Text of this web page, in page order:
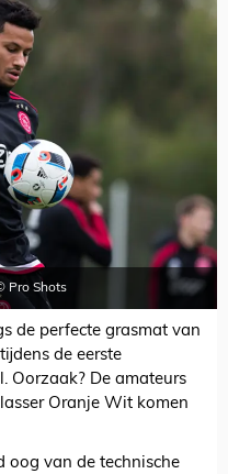
Pro Shots
de perfecte grasmat van
de eerste
Oorzaak? De amateurs
Oranje Wit komen
oog van de technische